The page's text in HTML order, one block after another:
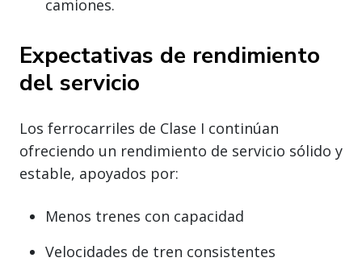
camiones.
Expectativas de rendimiento
del servicio
Los ferrocarriles de Clase I continúan
ofreciendo un rendimiento de servicio sólido y
estable, apoyados por:
Menos trenes con capacidad
Velocidades de tren consistentes